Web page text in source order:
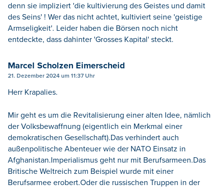
denn sie impliziert 'die kultivierung des Geistes und damit
des Seins' ! Wer das nicht achtet, kultiviert seine 'geistige
Armseligkeit'. Leider haben die Börsen noch nicht
entdeckte, dass dahinter 'Grosses Kapital' steckt.
Marcel Scholzen Eimerscheid
21. Dezember 2024 um 11:37 Uhr
Herr Krapalies.
Mir geht es um die Revitalisierung einer alten Idee, nämlich
der Volksbewaffnung (eigentlich ein Merkmal einer
demokratischen Gesellschaft).Das verhindert auch
außenpolitische Abenteuer wie der NATO Einsatz in
Afghanistan.Imperialismus geht nur mit Berufsarmeen.Das
Britische Weltreich zum Beispiel wurde mit einer
Berufsarmee erobert.Oder die russischen Truppen in der